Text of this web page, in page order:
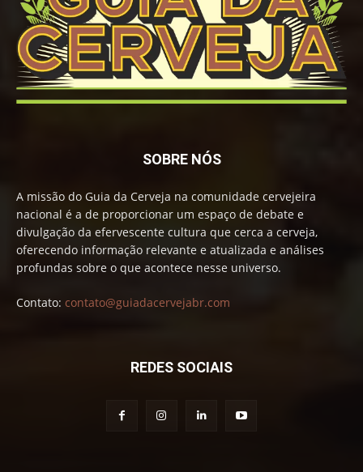
SOBRE NÓS
A missão do Guia da Cerveja na comunidade cervejeira
nacional é a de proporcionar um espaço de debate e
divulgação da efervescente cultura que cerca a cerveja,
oferecendo informação relevante e atualizada e análises
profundas sobre o que acontece nesse universo.
Contato: contato@guiadacervejabr.com
REDES SOCIAIS